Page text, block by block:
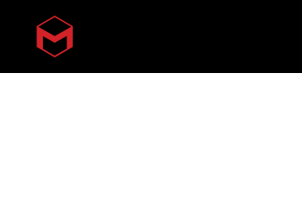
Skip to main content